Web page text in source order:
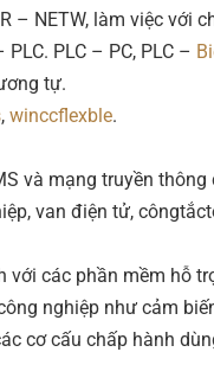
– NETW, làm việc với
PLC. PLC – PC, PLC –
tự.
, winccflexble.
và mạng truyền thông
van điện tử,
các phần mềm hỗ
nghiệp như cảm
cơ cấu chấp hành